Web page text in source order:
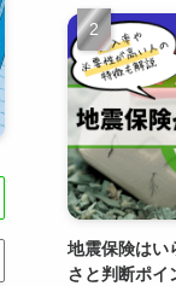
地震保険はい
さと判断ポイ